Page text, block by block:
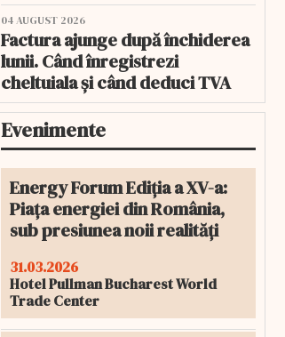
04 AUGUST 2026
Factura ajunge după închiderea
lunii. Când înregistrezi
cheltuiala și când deduci TVA
Evenimente
Energy Forum Ediția a XV-a:
Piața energiei din România,
sub presiunea noii realități
31.03.2026
Hotel Pullman Bucharest World
Trade Center